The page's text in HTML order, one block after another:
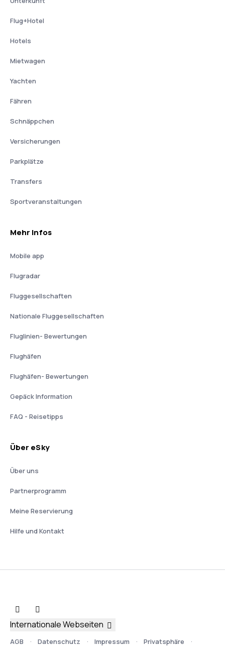
Flug+Hotel
Hotels
Mietwagen
Yachten
Fähren
Schnäppchen
Versicherungen
Parkplätze
Transfers
Sportveranstaltungen
Mehr Infos
Mobile app
Flugradar
Fluggesellschaften
Nationale Fluggesellschaften
Fluglinien- Bewertungen
Flughäfen
Flughäfen- Bewertungen
Gepäck Information
FAQ - Reisetipps
Über eSky
Über uns
Partnerprogramm
Meine Reservierung
Hilfe und Kontakt
AGB Datenschutz Impressum Privatsphäre
Internationale Webseiten